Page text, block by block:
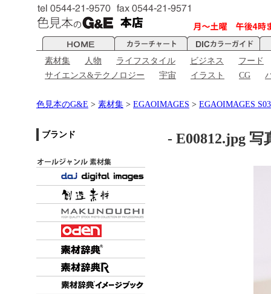
素材集 人物 ライフスタイル ビジネス
フード
サイエンス&テクノロジー
宇宙 イラスト CG
色見本のG&E > 素材集 > EGAOIMAGES > EGAOIMAGES
ブランド - E00812.jpg 写